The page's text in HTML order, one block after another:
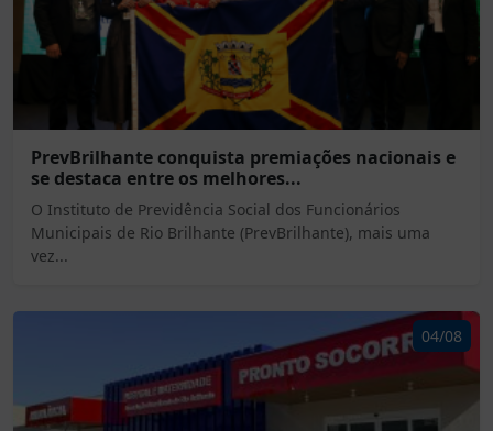
PrevBrilhante conquista premiações nacionais e
se destaca entre os melhores...
O Instituto de Previdência Social dos Funcionários
Municipais de Rio Brilhante (PrevBrilhante), mais uma
vez...
04/08